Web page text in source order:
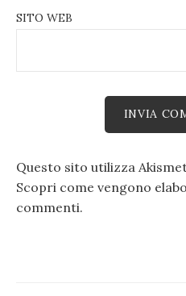
SITO WEB
Questo sito utilizza
Scopri come vengono
commenti.